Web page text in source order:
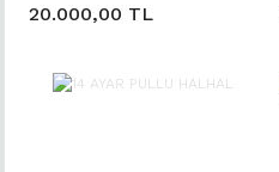
20.000,00 TL